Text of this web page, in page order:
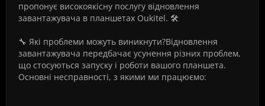
пропонує високоякісну послугу відновлення
завантажувача в планшетах Oukitel. 🛠️
🔧 Які проблеми можуть виникнути?Відновлення
завантажувача передбачає усунення різних проблем,
що стосуються запуску і роботи вашого планшета.
Основні несправності, з якими ми працюємо: